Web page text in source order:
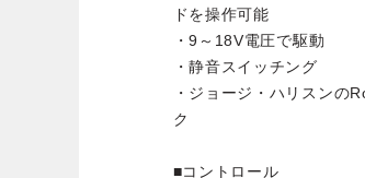
ドを操作可能
・9～18V電圧で駆動
・静音スイッチング
・ジョージ・ハリスンの
ク
■コントロール